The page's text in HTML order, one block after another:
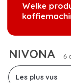
Welke
NIVONA 6